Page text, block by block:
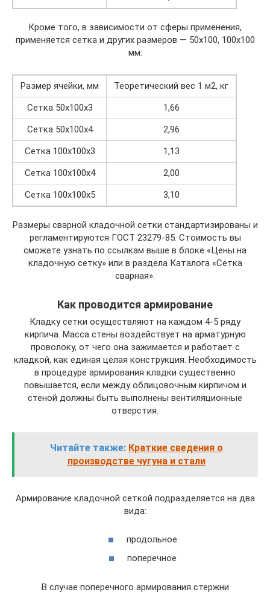
Кроме того, в зависимости от сферы применения,
применяется сетка и других размеров — 50х100, 100х100
мм:
Размер ячейки, мм
Теоретический вес 1 м2, кг
Сетка 50х100х3
1,66
Сетка 50х100х4
2,96
Сетка 100х100х3
1,13
Сетка 100х100х4
2,00
Сетка 100х100х5
3,10
Размеры сварной кладочной сетки стандартизированы и
регламентируются ГОСТ 23279-85. Стоимость вы
сможете узнать по ссылкам выше в блоке «Цены на
кладочную сетку» или в раздела Каталога «Сетка
сварная».
Как проводится армирование
Кладку сетки осуществляют на каждом 4-5 ряду
кирпича. Масса стены воздействует на арматурную
проволоку, от чего она зажимается и работает с
кладкой, как единая целая конструкция. Необходимость
в процедуре армирования кладки существенно
повышается, если между облицовочным кирпичом и
стеной должны быть выполнены вентиляционные
отверстия.
Читайте также: Краткие сведения о
производстве чугуна и стали
Армирование кладочной сеткой подразделяется на два
вида:
продольное
поперечное
В случае поперечного армирования стержни